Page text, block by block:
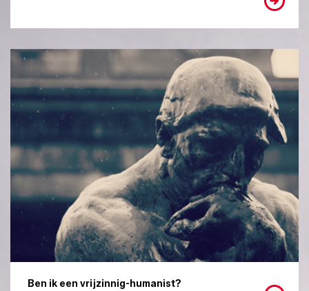
Ben ik een vrijzinnig-humanist?